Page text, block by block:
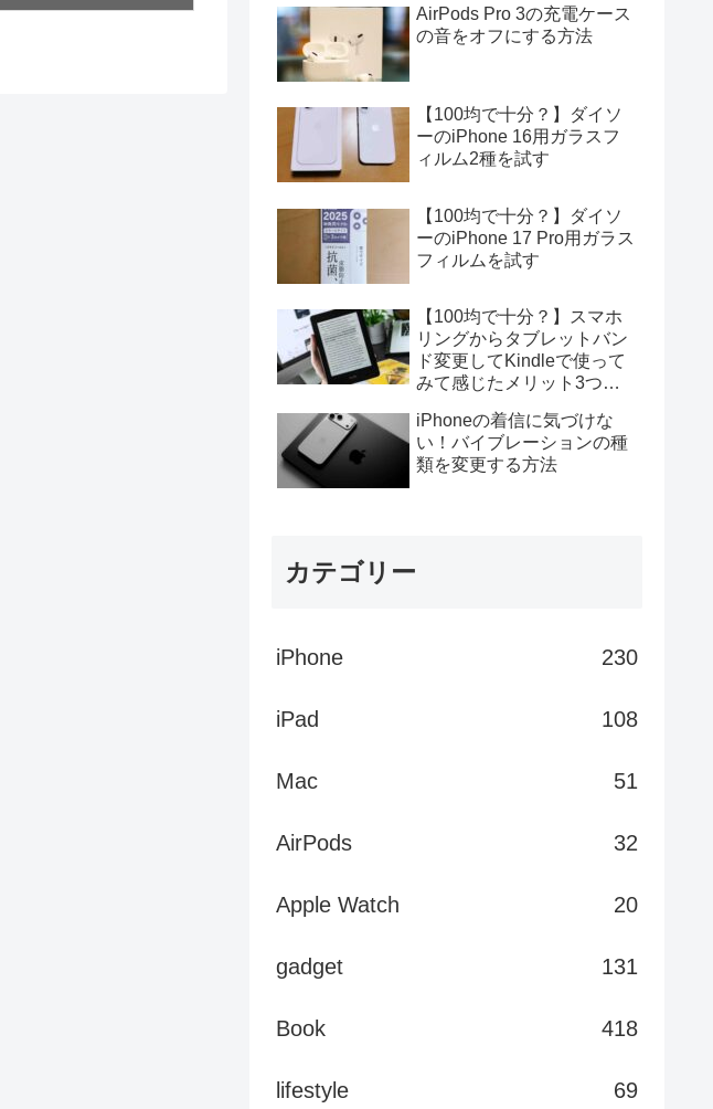
AirPods Pro 3の充電ケース
の音をオフにする方法
【100均で十分？】ダイソ
ーのiPhone 16用ガラスフ
ィルム2種を試す
【100均で十分？】ダイソ
ーのiPhone 17 Pro用ガラス
フィルムを試す
【100均で十分？】スマホ
リングからタブレットバン
ド変更してKindleで使って
みて感じたメリット3つデ
iPhoneの着信に気づけな
い！バイブレーションの種
類を変更する方法
カテゴリー
iPhone 230
iPad 108
Mac 51
AirPods 32
Apple Watch 20
gadget 131
Book 418
lifestyle 69